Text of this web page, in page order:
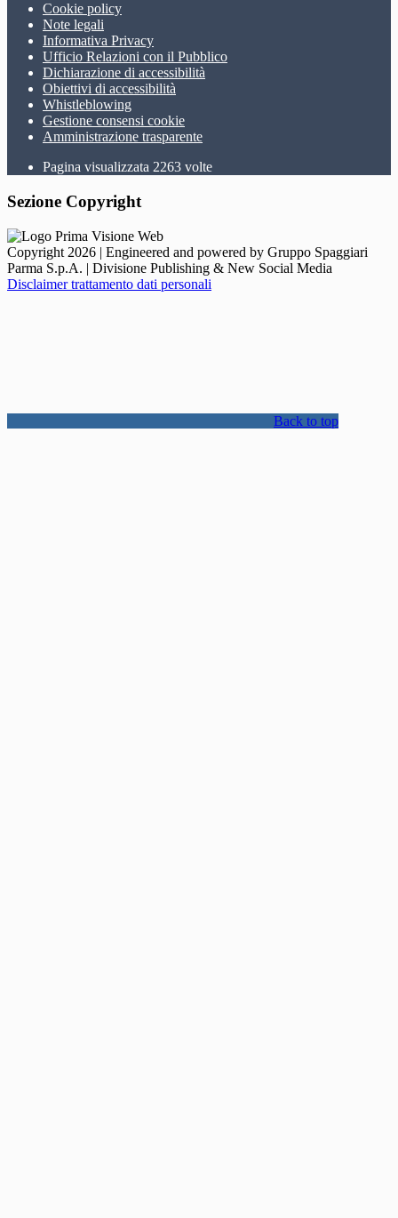
Cookie policy
Note legali
Informativa Privacy
Ufficio Relazioni con il Pubblico
Dichiarazione di accessibilità
Obiettivi di accessibilità
Whistleblowing
Gestione consensi cookie
Amministrazione trasparente
Pagina visualizzata 2263 volte
Sezione Copyright
Copyright 2026 | Engineered and powered by Gruppo Spaggiari
Parma S.p.A. | Divisione Publishing & New Social Media
Disclaimer trattamento dati personali
Back to top